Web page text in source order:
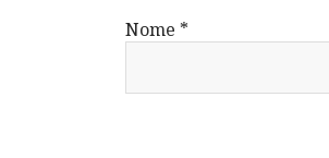
Nome *